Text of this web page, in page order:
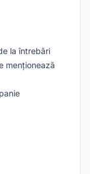
la întrebări
menționează